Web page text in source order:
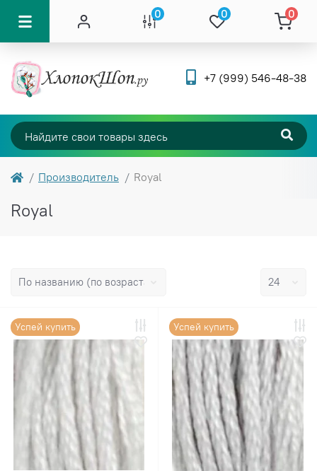
0 0 0
+7 (999) 546-48-38
Производитель Royal
Royal
Успей купить Успей купить